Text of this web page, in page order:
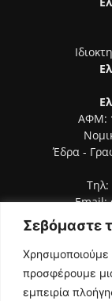
Σεβόμαστε
προσφέρουμε
εμπειρία
ΑΦΜ:
Έδρα -
Τηλ:
Email: